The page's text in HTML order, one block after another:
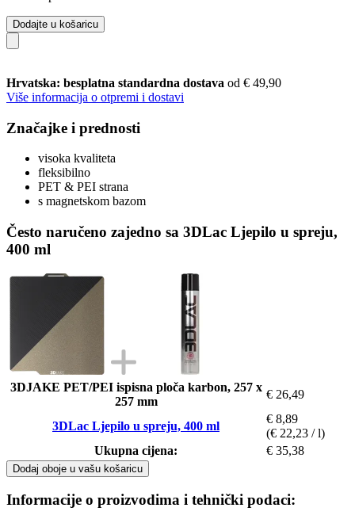
Dodajte u košaricu
Hrvatska: besplatna standardna dostava od € 49,90
Više informacija o otpremi i dostavi
Značajke i prednosti
visoka kvaliteta
fleksibilno
PET & PEI strana
s magnetskom bazom
Često naručeno zajedno sa 3DLac Ljepilo u spreju,
400 ml
3DJAKE PET/PEI ispisna ploča karbon, 257 x
257 mm
€ 26,49
3DLac Ljepilo u spreju, 400 ml
€ 8,89
(€ 22,23 / l)
Ukupna cijena:
€ 35,38
Dodaj oboje u vašu košaricu
Informacije o proizvodima i tehnički podaci: